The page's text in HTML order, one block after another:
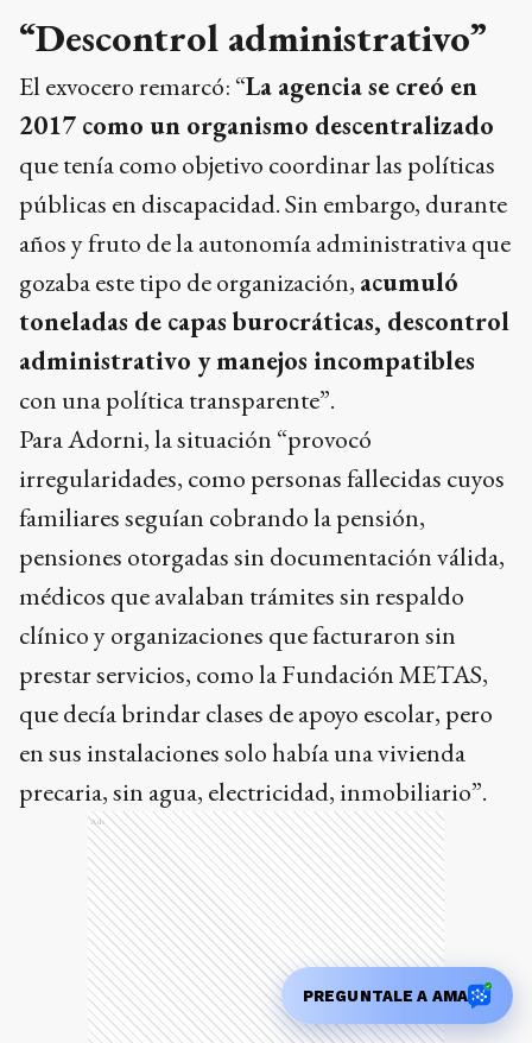
“Descontrol administrativo”
El exvocero remarcó: “La agencia se creó en
2017 como un organismo descentralizado
que tenía como objetivo coordinar las políticas
públicas en discapacidad. Sin embargo, durante
años y fruto de la autonomía administrativa que
gozaba este tipo de organización, acumuló
toneladas de capas burocráticas, descontrol
administrativo y manejos incompatibles
con una política transparente”.
Para Adorni, la situación “provocó
irregularidades, como personas fallecidas cuyos
familiares seguían cobrando la pensión,
pensiones otorgadas sin documentación válida,
médicos que avalaban trámites sin respaldo
clínico y organizaciones que facturaron sin
prestar servicios, como la Fundación METAS,
que decía brindar clases de apoyo escolar, pero
en sus instalaciones solo había una vivienda
precaria, sin agua, electricidad, inmobiliario”.
Ads
PREGUNTALE A AMA